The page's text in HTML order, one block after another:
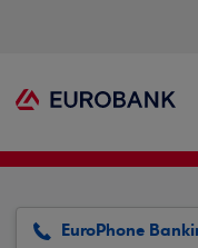
EuroPhone